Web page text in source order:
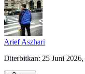
Arief Aszhari
Diterbitkan: 25 Juni